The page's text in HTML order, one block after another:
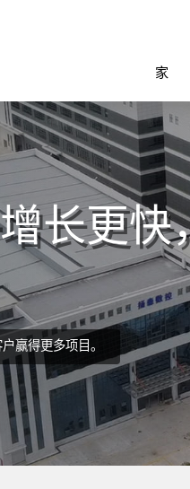
家
长更快
赢得更多项目。